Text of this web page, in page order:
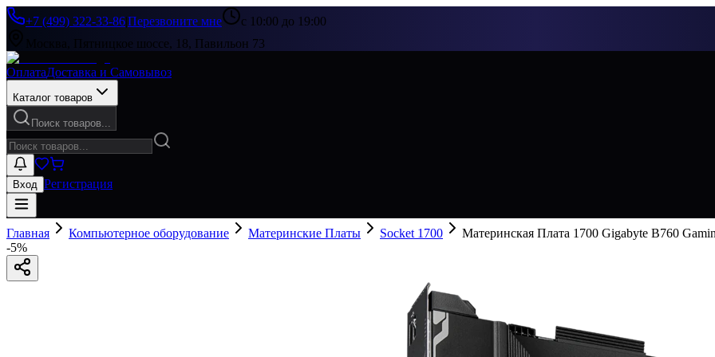
+7 (499) 322-33-86|Перезвоните мне
с 10:00 до 19:00
Москва, Пятницкое шоссе, 18, Павильон 73
ОплатаДоставка и Самовывоз
Каталог товаров
Поиск товаров...
Вход Регистрация
Главная Компьютерное оборудование Материнские Платы Socket 1700
Материнская Плата 1700 Gigabyte B760
-5%